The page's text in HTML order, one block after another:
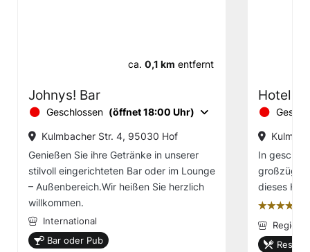
ca. 0,1 km entfernt
Johnys! Bar
Geschlossen (öffnet 18:00 Uhr)
Kulmbacher Str. 4, 95030 Hof
Genießen Sie ihre Getränke in unserer
stilvoll eingerichteten Bar oder im Lounge
– Außenbereich.Wir heißen Sie herzlich
willkommen.
International
Bar oder Pub
Hotel
In
dieses
țțțț